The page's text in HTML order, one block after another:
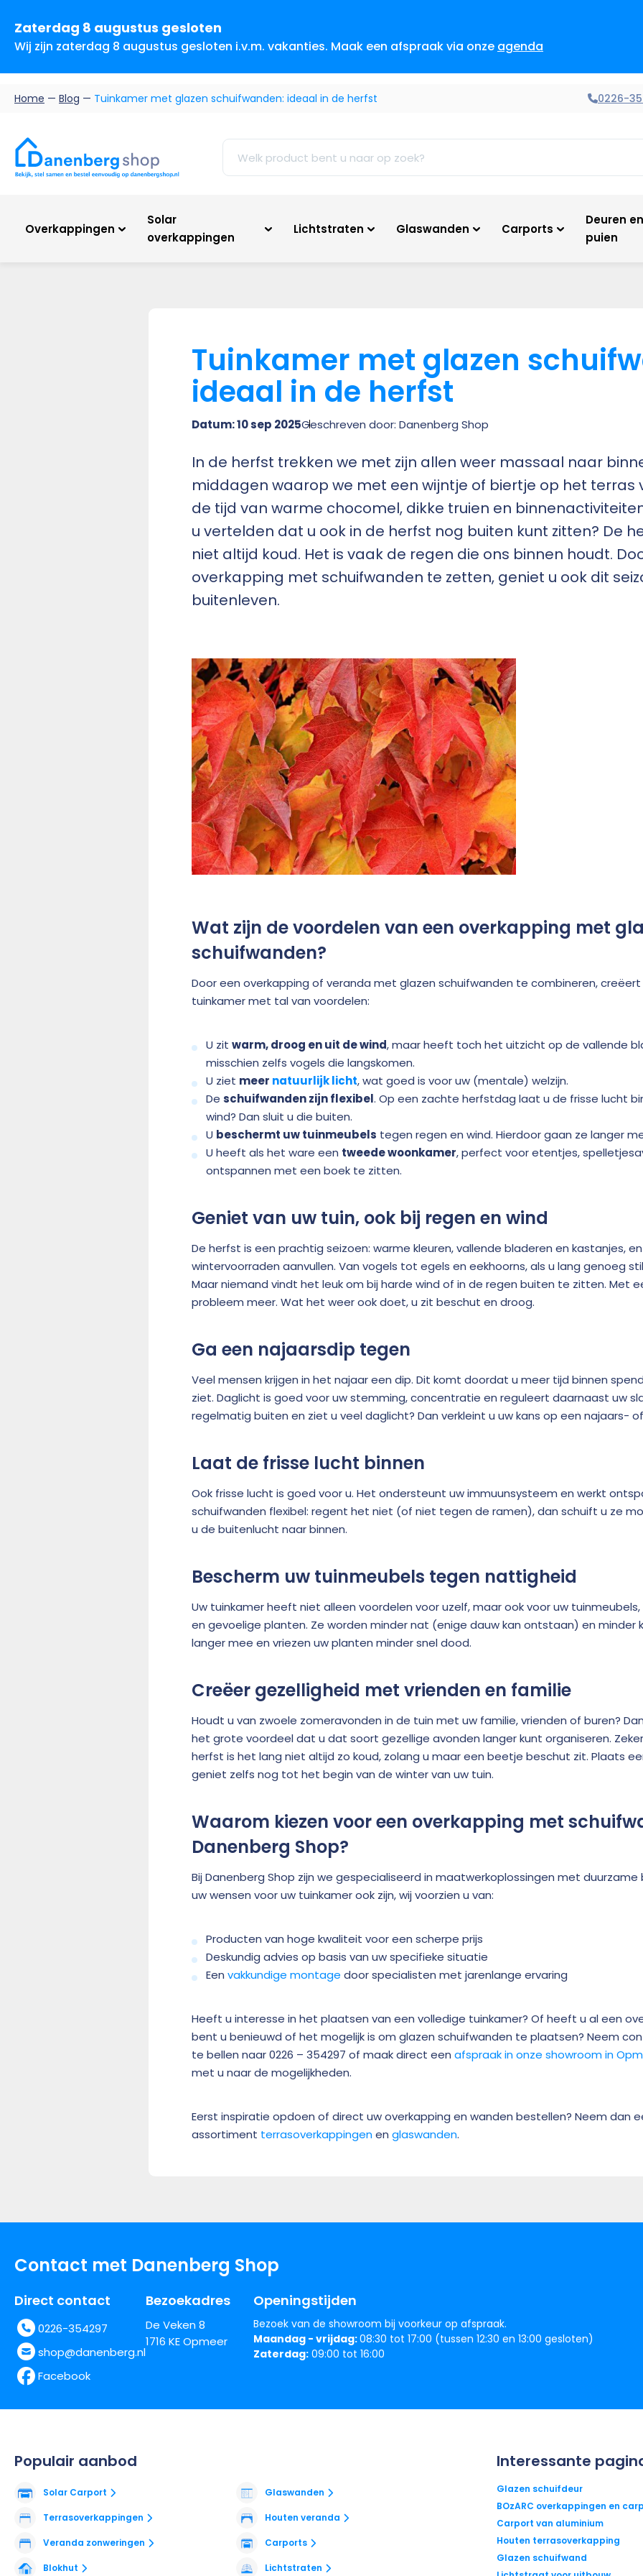
Zaterdag 8 augustus gesloten
Wij zijn zaterdag 8 augustus gesloten i.v.m. vakanties. Maak een afspraak via onze agenda
Home — Blog — Tuinkamer met glazen schuifwanden: ideaal in de herfst 0226-
Overkappingen
Solar
overkappingen
Lichtstraten Glaswanden Carports
Deuren
puien
Tuinkamer met glazen
ideaal in de herfst
Datum: 10 sep 2025Geschreven door: Danenberg Shop
In de herfst trekken we met zijn allen weer massaal naar
middagen waarop we met een wijntje of biertje op het terras
de tijd van warme chocomel, dikke truien en
u vertelden dat u ook in de herfst nog buiten kunt zitten? De
niet altijd koud. Het is vaak de regen die ons binnen houdt.
overkapping met schuifwanden te zetten, geniet u ook dit
buitenleven.
Wat zijn de voordelen van een overkapping met
schuifwanden?
Door een overkapping of veranda met glazen schuifwanden te combineren,
tuinkamer met tal van voordelen:
U zit warm, droog en uit de wind, maar heeft toch het uitzicht op de vallende
misschien zelfs vogels die langskomen.
U ziet meer natuurlijk licht, wat goed is voor uw (mentale) welzijn.
De schuifwanden zijn flexibel. Op een zachte herfstdag laat u de frisse lucht
wind? Dan sluit u die buiten.
U beschermt uw tuinmeubels tegen regen en wind. Hierdoor gaan ze langer
U heeft als het ware een tweede woonkamer, perfect voor etentjes,
ontspannen met een boek te zitten.
Geniet van uw tuin, ook bij regen en wind
De herfst is een prachtig seizoen: warme kleuren, vallende bladeren en kastanjes,
wintervoorraden aanvullen. Van vogels tot egels en eekhoorns, als u lang genoeg
Maar niemand vindt het leuk om bij harde wind of in de regen buiten te zitten. Met
probleem meer. Wat het weer ook doet, u zit beschut en droog.
Ga een najaarsdip tegen
Veel mensen krijgen in het najaar een dip. Dit komt doordat u meer tijd binnen
ziet. Daglicht is goed voor uw stemming, concentratie en reguleert daarnaast uw
regelmatig buiten en ziet u veel daglicht? Dan verkleint u uw kans op een najaars-
Laat de frisse lucht binnen
Ook frisse lucht is goed voor u. Het ondersteunt uw immuunsysteem en werkt
schuifwanden flexibel: regent het niet (of niet tegen de ramen), dan schuift u ze
u de buitenlucht naar binnen.
Bescherm uw tuinmeubels tegen nattigheid
Uw tuinkamer heeft niet alleen voordelen voor uzelf, maar ook voor uw
en gevoelige planten. Ze worden minder nat (enige dauw kan ontstaan) en minder
langer mee en vriezen uw planten minder snel dood.
Creëer gezelligheid met vrienden en familie
Houdt u van zwoele zomeravonden in de tuin met uw familie, vrienden of buren?
het grote voordeel dat u dat soort gezellige avonden langer kunt organiseren.
herfst is het lang niet altijd zo koud, zolang u maar een beetje beschut zit. Plaats
geniet zelfs nog tot het begin van de winter van uw tuin.
Waarom kiezen voor een overkapping met
Danenberg Shop?
Bij Danenberg Shop zijn we gespecialiseerd in maatwerkoplossingen met
uw wensen voor uw tuinkamer ook zijn, wij voorzien u van:
Producten van hoge kwaliteit voor een scherpe prijs
Deskundig advies op basis van uw specifieke situatie
Een vakkundige montage door specialisten met jarenlange ervaring
Heeft u interesse in het plaatsen van een volledige tuinkamer? Of heeft u al een
bent u benieuwd of het mogelijk is om glazen schuifwanden te plaatsen? Neem
te bellen naar 0226 – 354297 of maak direct een afspraak in onze showroom in
met u naar de mogelijkheden.
Eerst inspiratie opdoen of direct uw overkapping en wanden bestellen? Neem dan
assortiment terrasoverkappingenen glaswanden.
Contact met Danenberg Shop
Direct contact
0226-354297
shop@danenberg.nl
Facebook
Bezoekadres
De Veken 8
1716 KE Opmeer
Openingstijden
Bezoek van de showroom bij voorkeur op afspraak.
Maandag - vrijdag:08:30 tot 17:00 (tussen 12:30 en 13:00 gesloten)
Zaterdag: 09:00 tot 16:00
Populair aanbod
Solar Carport Glaswanden
Terrasoverkappingen Houten veranda
Veranda zonweringen Carports
Blokhut Lichtstraten
Interessante
Glazen schuifdeur
BOzARC overkappingen en
Carport van aluminium
Houten terrasoverkapping
Glazen schuifwand